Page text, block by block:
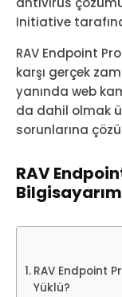
Initiative
RAV Endpoint
karşı gerçek
yanında web
da dahil olmak
sorunlarına
RAV
RAV Endpoint
Yüklü?